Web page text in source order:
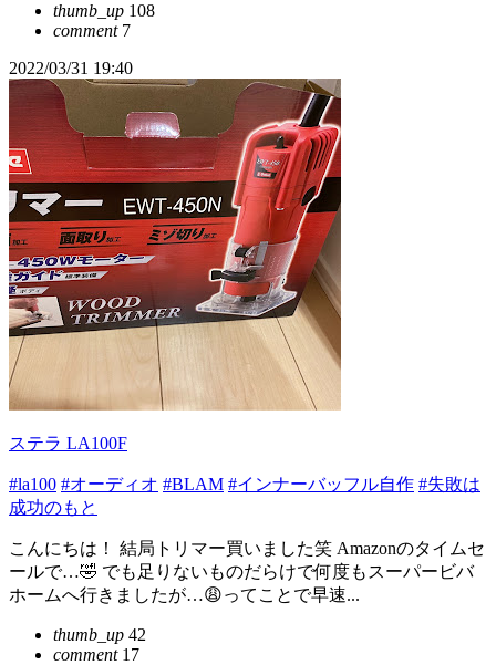
thumb_up 108
comment7
2022/03/31 19:40
ステラ LA100F
#la100 #オーディオ #BLAM #インナーバッフル自作 #失敗は
成功のもと
こんにちは！ 結局トリマー買いました笑 Amazonのタイムセ
ールで…🤣 でも足りないものだらけで何度もスーパービバ
ホームへ行きましたが…😩ってことで早速...
thumb_up 42
comment17